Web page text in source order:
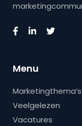
Menu
Marketingthema’s
Veelgelezen
Vacatures